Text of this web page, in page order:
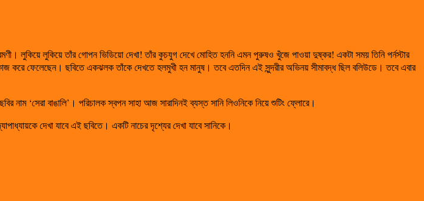
লুকিয়ে লুকিয়ে তাঁর গোপন ভিডিয়ো দেখা! তাঁর কুচযুগ দেখে মোহিত হননি এমন পুরুষও খুঁজে পাওয়া দুষ্কর! একটা সময় তিনি পর্নস্টার
করে ফেলেছেন। ছবিতে একঝলক তাঁকে দেখতে হলমুখী হন মানুষ। তবে এতদিন এই সুন্দরীর অভিনয় সীমাবদ্ধ ছিল বলিউডে। তবে এবার
নাম ‘সেরা বাঙালি’। পরিচালক স্বপন সাহা আজ সারাদিনই ব্যস্ত সানি লিওনিকে নিয়ে শুটিং ফ্লোরে।
দেখা যাবে এই ছবিতে। একটি নাচের দৃশ্যের দেখা যাবে সানিকে।